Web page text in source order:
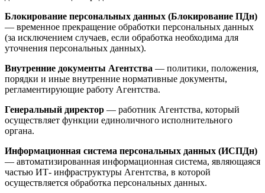
Блокирование персональных данных (Блокирование ПДн)
— временное прекращение обработки персональных данных
(за исключением случаев, если обработка необходима для
уточнения персональных данных).
Внутренние документы Агентства — политики, положения,
порядки и иные внутренние нормативные документы,
регламентирующие работу Агентства.
Генеральный директор — работник Агентства, который
осуществляет функции единоличного исполнительного
органа.
Информационная система персональных данных (ИСПДн)
— автоматизированная информационная система, являющаяся
частью ИТ- инфраструктуры Агентства, в которой
осуществляется обработка персональных данных.